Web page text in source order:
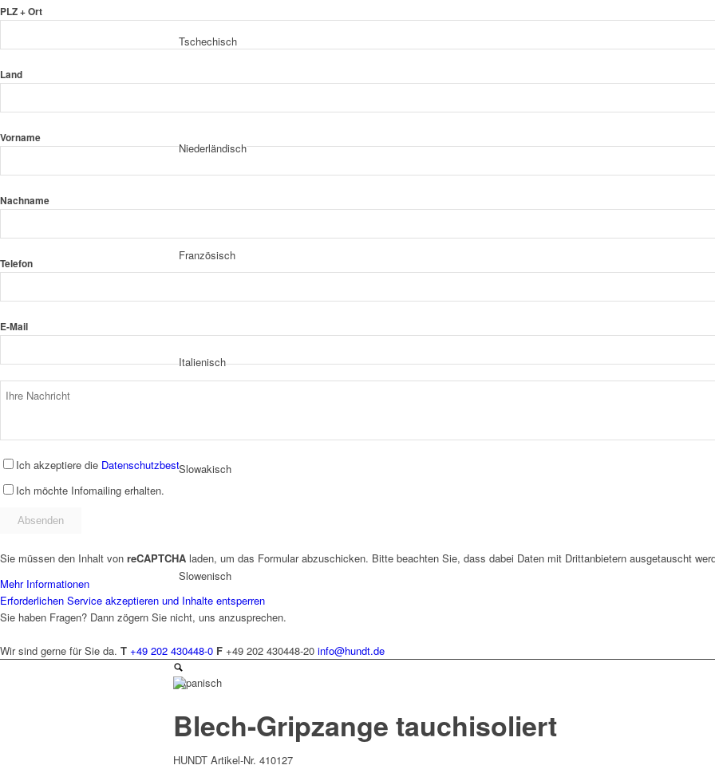
Tschechisch
Niederländisch
Französisch
Italienisch
Slowakisch
Slowenisch
Spanisch
PLZ + Ort
Land
Vorname
Nachname
Telefon
E-Mail
Ich akzeptiere die Datenschutzbestimmungen.
Ich möchte Infomailing erhalten.
Sie müssen den Inhalt von reCAPTCHA laden, um das Formular abzuschicken. Bitte beachten Sie, dass dabei Daten mit Drittanbietern ausgetauscht
Mehr Informationen
Erforderlichen Service akzeptieren und Inhalte entsperren
Sie haben Fragen? Dann zögern Sie nicht, uns anzusprechen.
Wir sind gerne für Sie da. T +49 202 430448-0 F +49 202 430448-20 info@hundt.de
Blech-Gripzange tauchisoliert
HUNDT Artikel-Nr. 410127